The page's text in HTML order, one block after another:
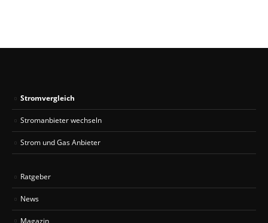
Stromvergleich
Stromanbieter wechseln
Strom und Gas Anbieter
Ratgeber
News
Magazin